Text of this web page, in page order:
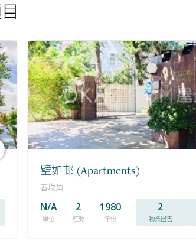
璧如邨 (Apartments)
舂坎角
N/A
單位
2
座數
1980
年份
2
物業出售